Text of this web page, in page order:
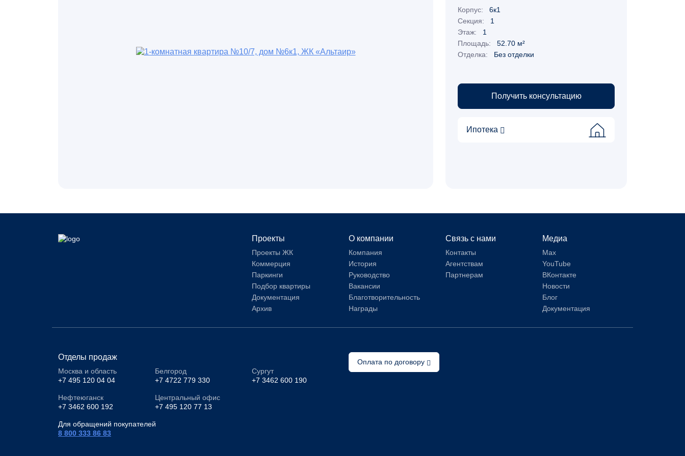
Корпус:
6к1
Секция:
1
Этаж:
1
Площадь:
52.70 м²
Отделка:
Без отделки
Получить консультацию
Ипотека
Проекты
Проекты ЖК
Коммерция
Паркинги
Подбор квартиры
Документация
Архив
О компании
Компания
История
Руководство
Вакансии
Благотворительность
Награды
Связь с нами
Контакты
Агентствам
Партнерам
Медиа
Max
YouTube
ВКонтакте
Новости
Блог
Документация
Отделы продаж
Москва и область
+7 495 120 04 04
Белгород
+7 4722 779 330
Сургут
+7 3462 600 190
Нефтеюганск
+7 3462 600 192
Центральный офис
+7 495 120 77 13
Для обращений покупателей
8 800 333 86 83
Оплата по договору